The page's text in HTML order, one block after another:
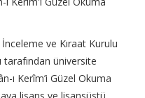
ve Kıraat Kurulu
tarafından üniversite
ı Kerîm’i Güzel Okuma